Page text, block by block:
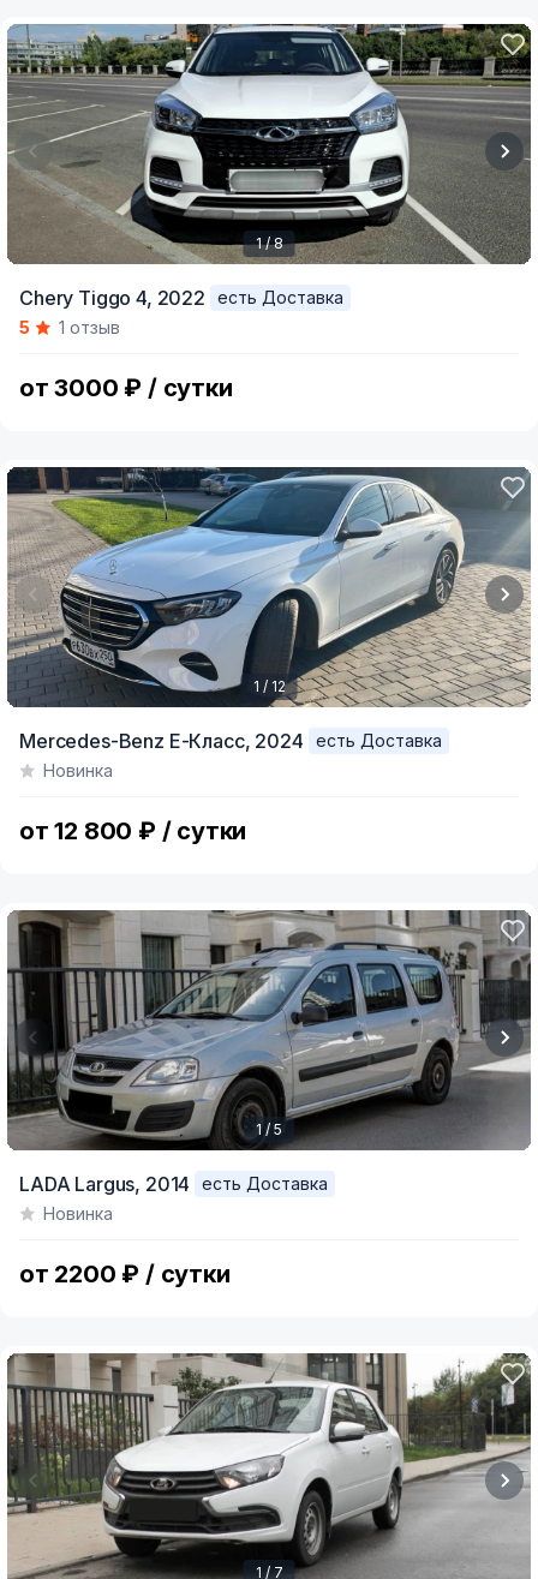
of
1 / 8
Chery Tiggo 4, 2022
есть Доставка
5
1 отзыв
от 3000 ₽ / сутки
of
1 / 12
Mercedes-Benz E-Класс, 2024
есть Доставка
Новинка
от 12 800 ₽ / сутки
of
1 / 5
LADA Largus, 2014
есть Доставка
Новинка
от 2200 ₽ / сутки
1 / 7